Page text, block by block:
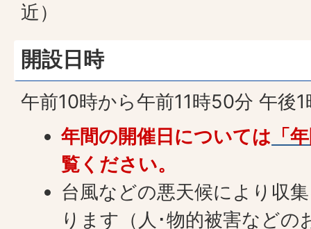
近）
開設日時
午前10時から午前11時50分 午後
年間の開催日については 「
覧ください。
台風などの悪天候により収
ります（人･物的被害など